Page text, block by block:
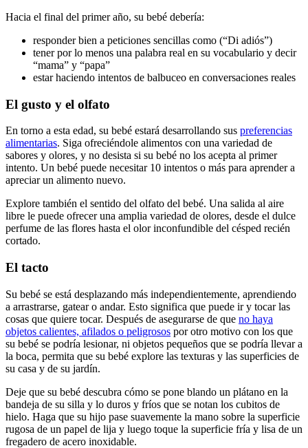
Hacia el final del primer año, su bebé debería:
responder bien a peticiones sencillas como (“Di adiós”)
tener por lo menos una palabra real en su vocabulario y decir
“mama” y “papa”
estar haciendo intentos de balbuceo en conversaciones reales
El gusto y el olfato
En torno a esta edad, su bebé estará desarrollando sus preferencias
alimentarias. Siga ofreciéndole alimentos con una variedad de
sabores y olores, y no desista si su bebé no los acepta al primer
intento. Un bebé puede necesitar 10 intentos o más para aprender a
apreciar un alimento nuevo.
Explore también el sentido del olfato del bebé. Una salida al aire
libre le puede ofrecer una amplia variedad de olores, desde el dulce
perfume de las flores hasta el olor inconfundible del césped recién
cortado.
El tacto
Su bebé se está desplazando más independientemente, aprendiendo
a arrastrarse, gatear o andar. Esto significa que puede ir y tocar las
cosas que quiere tocar. Después de asegurarse de que no haya
objetos calientes, afilados o peligrosos por otro motivo con los que
su bebé se podría lesionar, ni objetos pequeños que se podría llevar a
la boca, permita que su bebé explore las texturas y las superficies de
su casa y de su jardín.
Deje que su bebé descubra cómo se pone blando un plátano en la
bandeja de su silla y lo duros y fríos que se notan los cubitos de
hielo. Haga que su hijo pase suavemente la mano sobre la superficie
rugosa de un papel de lija y luego toque la superficie fría y lisa de un
fregadero de acero inoxidable.